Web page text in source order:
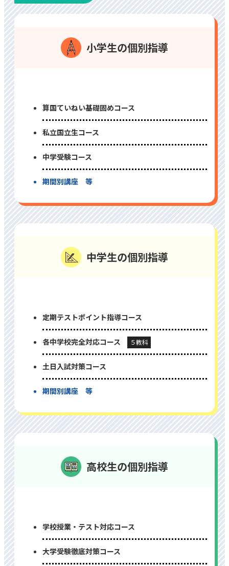
⼩学⽣の個別指導
算国ていねい基礎固めコース
私⽴国⽴⽣コース
中学受験コース
期間別講座 等
中学⽣の個別指導
定期テストポイント指導コース
各中学校完全対応コース ５教科
⼟⽇⼊試対策コース
期間別講座 等
高校生の個別指導
学校授業・テスト対応コース
⼤学受験徹底対策コース